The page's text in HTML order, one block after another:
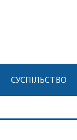
СУСПІЛЬСТВО